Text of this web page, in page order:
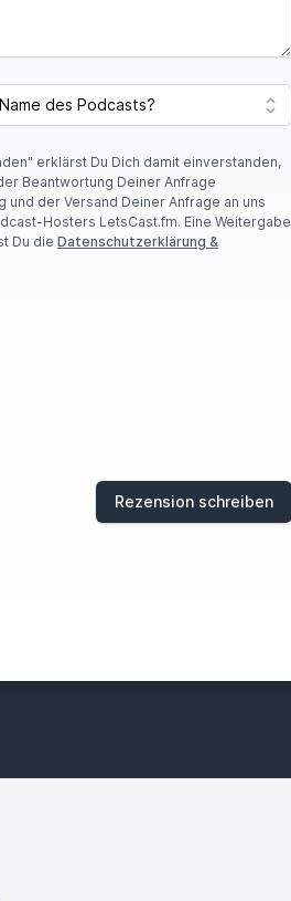
erklärst Du Dich damit einverstanden,
Beantwortung Deiner Anfrage
der Versand Deiner Anfrage an uns
Hosters LetsCast.fm. Eine Weitergabe
Du dieDatenschutzerklärung &
Rezension schreiben